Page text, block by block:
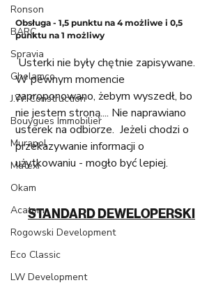
Ronson
BARC
Spravia
Ghelamco
J.W. Construction
Bouygues Immobilier
Murapol
Matexi
Okam
Acatom
Rogowski Development
Eco Classic
LW Development
Obsługa - 1,5 punktu na 4 możliwe i 0,5
punktu na 1 możliwy
Usterki nie były chętnie zapisywane.
W pewnym momencie
zaproponowano, żebym wyszedł, bo
nie jestem stroną.... Nie naprawiano
usterek na odbiorze.  Jeżeli chodzi o
przekazywanie informacji o
użytkowaniu - mogło być lepiej.
STANDARD DEWELOPERSKI